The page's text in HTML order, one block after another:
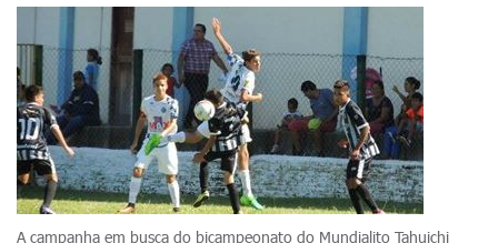
A campanha em busca do bicampeonato do Mundialito Tahuichi